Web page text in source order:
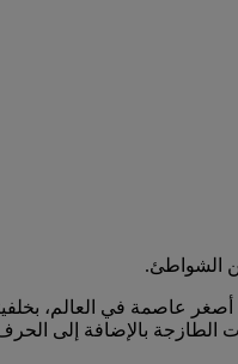
الشواطئ.
أصغر عاصمة في العالم،
بالإضافة إلى